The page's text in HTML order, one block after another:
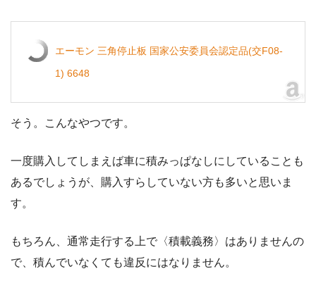
エーモン 三角停止板 国家公安委員会認定品(交F08-
1) 6648
そう。こんなやつです。
一度購入してしまえば車に積みっぱなしにしていることも
あるでしょうが、購入すらしていない方も多いと思いま
す。
もちろん、通常走行する上で〈積載義務〉はありませんの
で、積んでいなくても違反にはなりません。